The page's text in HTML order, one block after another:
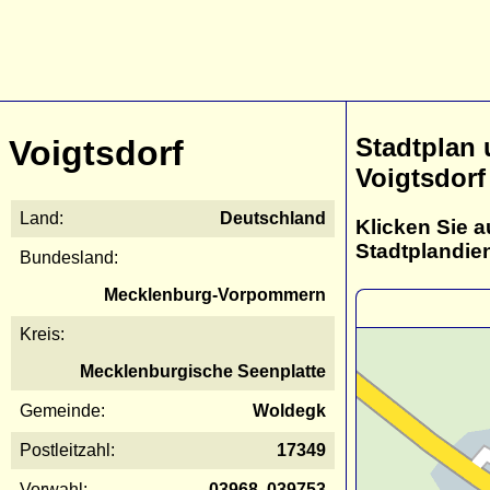
Voigtsdorf
Land: Deutschland
Bundesland:
Mecklenburg-Vorpommern
Kreis:
Mecklenburgische Seenplatte
Gemeinde: Woldegk
Postleitzahl: 17349
Stadtplan
Voigtsdorf
Klicken Sie